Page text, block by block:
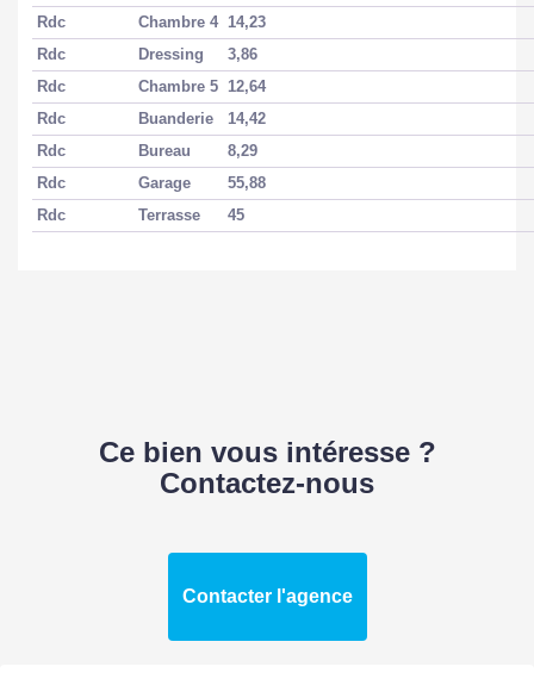
WC 2
Cuisine
Etat intérieur
MANDAT
Concerné par un Etat
des Risques et
Rdc
Chambre 4 14,23
Rdc
Dressing
3,86
Rdc
Chambre 5 12,64
Rdc
Buanderie
14,42
Rdc
Bureau
8,29
Rdc
Garage
55,88
Rdc
Terrasse 45
Ce bien vous intéresse ?
Contactez-nous
Contacter l'agence